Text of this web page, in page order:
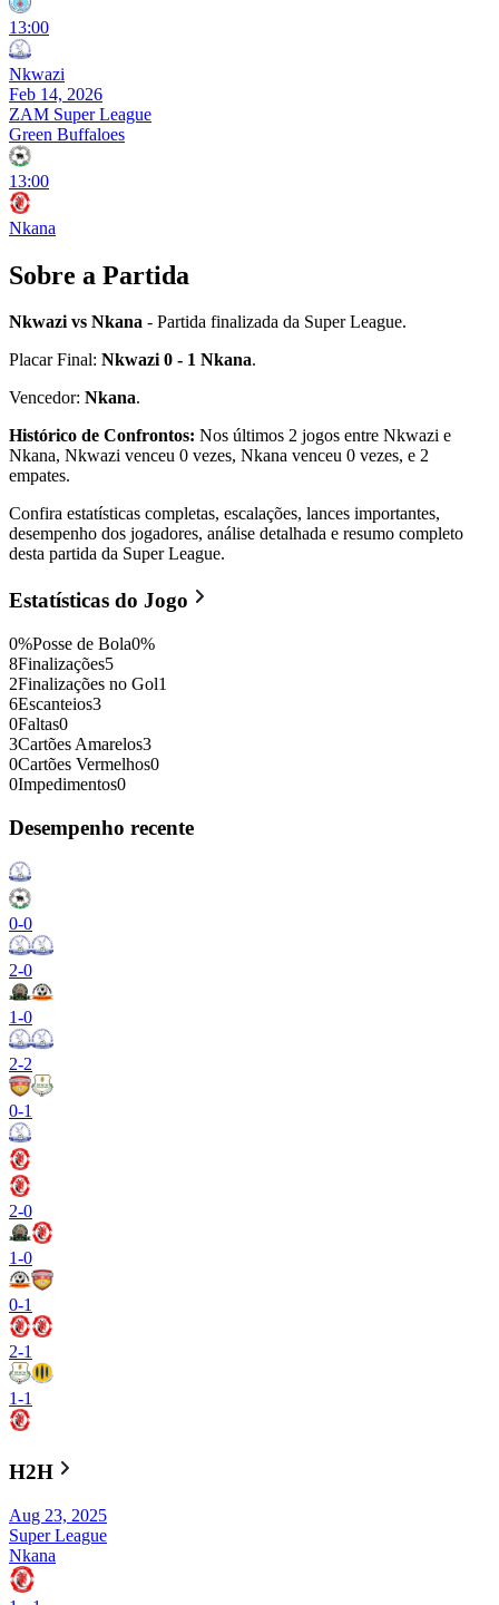
13:00
Nkwazi
Feb 14, 2026
ZAM Super League
Green Buffaloes
13:00
Nkana
Sobre a Partida
Nkwazi vs Nkana - Partida finalizada da Super League.
Placar Final: Nkwazi 0 - 1 Nkana.
Vencedor: Nkana.
Histórico de Confrontos: Nos últimos 2 jogos entre Nkwazi e
Nkana, Nkwazi venceu 0 vezes, Nkana venceu 0 vezes, e 2
empates.
Confira estatísticas completas, escalações, lances importantes,
desempenho dos jogadores, análise detalhada e resumo completo
desta partida da Super League.
Estatísticas do Jogo
0%Posse de Bola0%
8Finalizações5
2Finalizações no Gol1
6Escanteios3
0Faltas0
3Cartões Amarelos3
0Cartões Vermelhos0
0Impedimentos0
Desempenho recente
0-0
2-0
1-0
2-2
0-1
2-0
1-0
0-1
2-1
1-1
H2H
Aug 23, 2025
Super League
Nkana